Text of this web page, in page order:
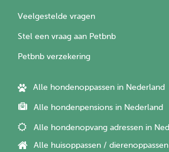
Veelgestelde vragen
Stel een vraag aan Petbnb
Petbnb verzekering
Alle hondenoppassen in Nederland
Alle hondenpensions in Nederland
Alle hondenopvang adressen in
Alle huisoppassen /